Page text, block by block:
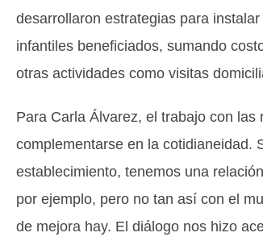
desarrollaron estrategias para
infantiles beneficiados, sumando
otras actividades como visitas
Para Carla Álvarez, el trabajo con
complementarse en la cotidianeidad.
establecimiento, tenemos una
por ejemplo, pero no tan así con el
de mejora hay. El diálogo nos hizo